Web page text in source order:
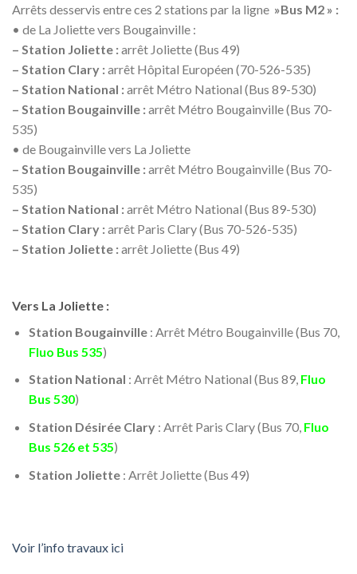
Arrêts desservis entre ces 2 stations par la ligne »Bus M2 » :
• de La Joliette vers Bougainville :
– Station Joliette :arrêt Joliette (Bus 49)
– Station Clary :arrêt Hôpital Européen (70-526-535)
– Station National :arrêt Métro National (Bus 89-530)
– Station Bougainville :arrêt Métro Bougainville (Bus 70-
535)
• de Bougainville vers La Joliette
– Station Bougainville :arrêt Métro Bougainville (Bus 70-
535)
– Station National :arrêt Métro National (Bus 89-530)
– Station Clary :arrêt Paris Clary (Bus 70-526-535)
– Station Joliette :arrêt Joliette (Bus 49)
Vers La Joliette :
Station Bougainville: Arrêt Métro Bougainville (Bus 70,
Fluo Bus 535)
Station National : Arrêt Métro National (Bus 89, Fluo
Bus 530)
Station Désirée Clary: Arrêt Paris Clary (Bus 70, Fluo
Bus 526 et 535)
Station Joliette: Arrêt Joliette (Bus 49)
Voir l’info travaux ici